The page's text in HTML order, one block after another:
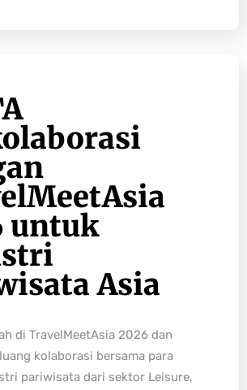
untuk
Asia
di TravelMeetAsia 2026 dan
kolaborasi bersama para
pariwisata dari sektor Leisure,